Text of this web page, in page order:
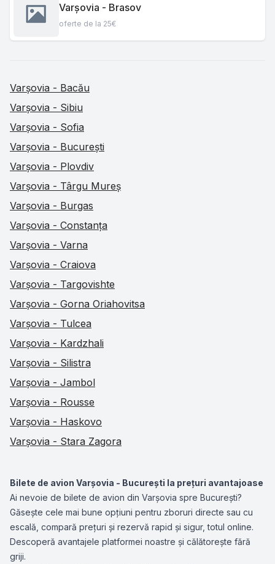
Varșovia - Brasov
oferte de la 25€
Varșovia - Bacău
Varșovia - Sibiu
Varșovia - Sofia
Varșovia - București
Varșovia - Plovdiv
Varșovia - Târgu Mureș
Varșovia - Burgas
Varșovia - Constanța
Varșovia - Varna
Varșovia - Craiova
Varșovia - Targovishte
Varșovia - Gorna Oriahovitsa
Varșovia - Tulcea
Varșovia - Kardzhali
Varșovia - Silistra
Varșovia - Jambol
Varșovia - Rousse
Varșovia - Haskovo
Varșovia - Stara Zagora
Bilete de avion Varșovia - București la prețuri avantajoase
Ai nevoie de bilete de avion din Varșovia spre București?
Găsește cele mai bune opțiuni pentru zboruri directe sau cu
escală, compară prețuri și rezervă rapid și sigur, totul online.
Descoperă avantajele platformei noastre și călătorește fără
griji.